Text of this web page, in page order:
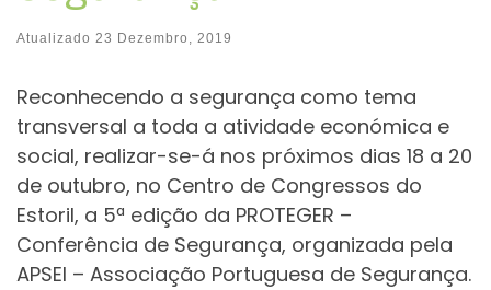
Atualizado 23 Dezembro, 2019
Reconhecendo a segurança como tema
transversal a toda a atividade económica e
social, realizar-se-á nos próximos dias 18 a 20
de outubro, no Centro de Congressos do
Estoril, a 5ª edição da PROTEGER –
Conferência de Segurança, organizada pela
APSEI – Associação Portuguesa de Segurança.